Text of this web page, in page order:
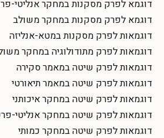
דוגמא לפרק מסקנות במחקר אנליטי-
דוגמא לפרק מסקנות במחקר משולב
דוגמאות לפרק מסקנות במטא-אנליזה
דוגמאות לפרק מתודולוגיה במחקר
דוגמאות לפרק שיטה במאמר סקירה
דוגמאות לפרק שיטה במאמר תיאורטי
דוגמאות לפרק שיטה במחקר איכותני
דוגמאות לפרק שיטה במחקר אנליטי-
דוגמאות לפרק שיטה במחקר כמותי